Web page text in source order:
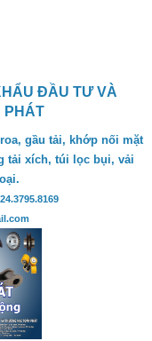
ĐẦU TƯ VÀ
PHÁT
gầu tải, khớp nối mặt
tải xích, túi lọc bụi, vải